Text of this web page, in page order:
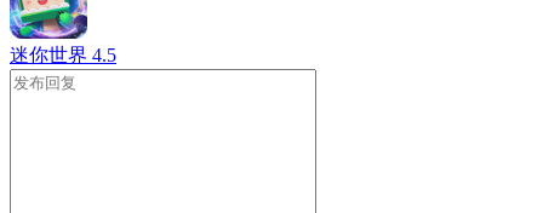
迷你世界 4.5